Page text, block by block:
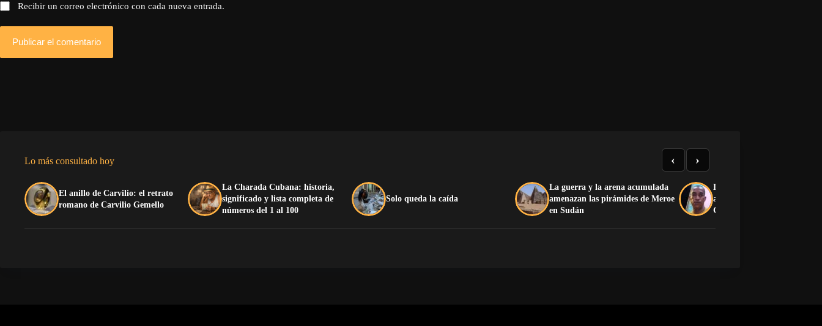
Recibir un correo electrónico con cada nueva entrada.
Publicar el comentario
Lo más consultado hoy
El anillo de Carvilio: el retrato
romano de Carvilio Gemello
La Charada Cubana: historia,
significado y lista completa de
números del 1 al 100
Solo queda la caída
La guerra y la arena acumulada
amenazan las pirámides de Meroe
en Sudán
Detenido presunto
asesinato de ganadero en
Guantánamo
‹ ›